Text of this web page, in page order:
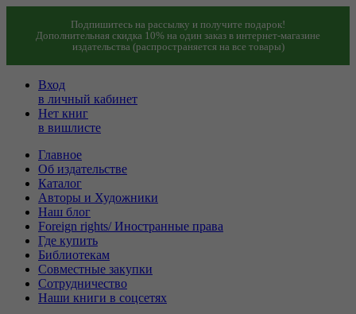
Подпишитесь на рассылку и получите подарок!
Дополнительная скидка 10% на один заказ в интернет-магазине
издательства (распространяется на все товары)
Вход
в личный кабинет
Нет книг
в вишлисте
Главное
Об издательстве
Каталог
Авторы и Художники
Наш блог
Foreign rights/ Иностранные права
Где купить
Библиотекам
Совместные закупки
Сотрудничество
Наши книги в соцсетях